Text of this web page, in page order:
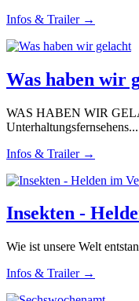
Infos & Trailer →
Was haben wir
WAS HABEN WIR
Unterhaltungsfernsehens...
Infos & Trailer →
Insekten -
Wie ist unsere Welt
Infos & Trailer →